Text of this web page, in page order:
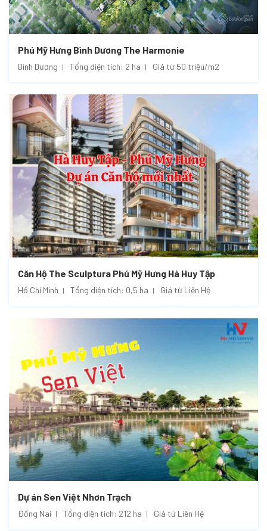
Phú Mỹ Hưng Bình Dương The Harmonie
Bình Dương Tổng diện tích: 2 ha Giá từ 50 triệu/m2
Căn Hộ The Sculptura Phú Mỹ Hưng Hà Huy Tập
Hồ Chí Minh Tổng diện tích: 0,5 ha Giá từ Liên Hệ
Dự án Sen Việt Nhơn Trạch
Đồng Nai Tổng diện tích: 212 ha Giá từ Liên Hệ